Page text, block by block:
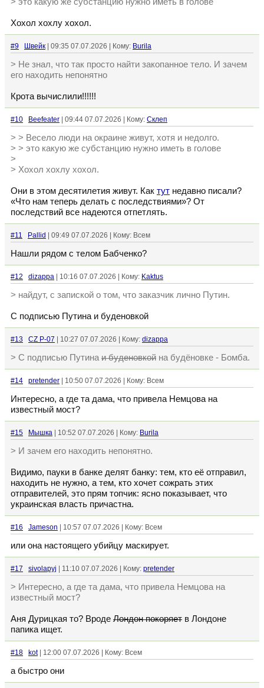
Хохол хохлу хохол.
#9 Швейк | 09:35 07.07.2026 | Кому: Burila
> Не знал, что так просто найти закопанное тело. И зачем
его находить непонятно
Крота вычислили!!!!!!
#10 Beefeater | 09:44 07.07.2026 | Кому: Склеп
> > Весело люди на окраине живут, хотя и недолго.
> > это какую же субстанцию нужно иметь в голове
>
> Хохол хохлу хохол.
Они в этом десятилетия живут. Как тут недавно писали?
«Что нам теперь делать с последствиями»? От
последствий все надеются отпетлять.
#11 Pallid | 09:49 07.07.2026 | Кому: Всем
Нашли рядом с телом Бабченко?
#12 dizappa | 10:16 07.07.2026 | Кому: Kaktus
> найдут, с запиской о том, что заказчик лично Путин.
С подписью Путина и буденовкой
#13 CZ P-07 | 10:27 07.07.2026 | Кому: dizappa
> С подписью Путина и буденовкой на будёновке - Бомба.
#14 pretender | 10:50 07.07.2026 | Кому: Всем
Интересно, а где та дама, что привела Немцова на
известный мост?
#15 Мышка | 10:52 07.07.2026 | Кому: Burila
> И зачем его находить непонятно.
Видимо, пауки в банке делят банку: тем, кто её отправил,
находить не нужно, а тем, кто хочет сожрать этих
отправителей, это прям топчик: ясно показывает, что
украинская власть причастна.
#16 Jameson | 10:57 07.07.2026 | Кому: Всем
или она настоящего убийцу маскирует.
#17 sivolapyj | 11:10 07.07.2026 | Кому: pretender
> Интересно, а где та дама, что привела Немцова на
известный мост?
Аня Дурицкая то? Вроде Лондон покоряет в Лондоне
папика ищет.
#18 kot| 12:00 07.07.2026 | Кому: Всем
а быстро они